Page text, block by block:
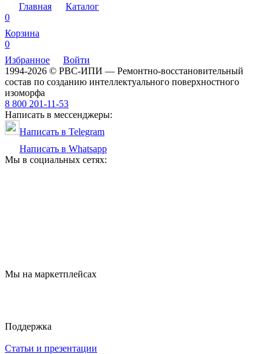
Главная
Каталог
0
Корзина
0
Избранное
Войти
1994-2026 © РВС-ИПИ — Ремонтно-восстановительный
состав по созданию интеллектуального поверхностного
изоморфа
8 800 201-11-53
Написать в мессенджеры:
Написать в Telegram
Написать в Whatsapp
Мы в социальных сетях:
Мы на маркетплейсах
Поддержка
Статьи и презентации